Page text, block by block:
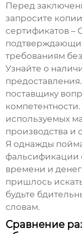
Перед
запросите
сертификатов –
требованиям
Узнайте о
поставщику
используемых
производства и
Я однажды
фальсификации
времени и денег
пришлось
будьте
словам.
Сравнение